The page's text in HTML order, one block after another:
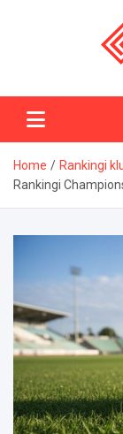
Home
Rankingi
Rankingi